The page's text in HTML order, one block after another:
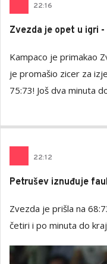
22:16
Zvezda je opet u igri
Kampaco je primakao
je promašio zicer za
75:73! Još dva minuta
22:12
Petrušev iznuđuje
Zvezda je prišla na
četiri i po minuta do